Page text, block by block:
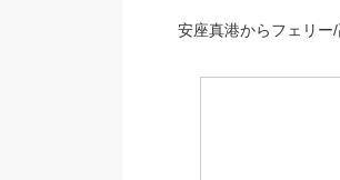
安座真港からフェリー/